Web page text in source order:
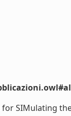
for SIMulating